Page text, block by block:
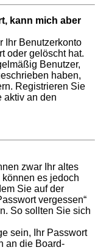
kann mich aber
Ihr Benutzerkonto
oder gelöscht hat.
Benutzer,
haben,
Registrieren Sie
aktiv an den
zwar Ihr altes
es jedoch
Sie auf der
vergessen“
So sollten Sie sich
sein, Ihr Passwort
an die Board-